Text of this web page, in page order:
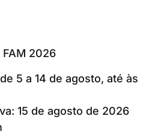
2026
5 a 14 de agosto, até às
15 de agosto de 2026